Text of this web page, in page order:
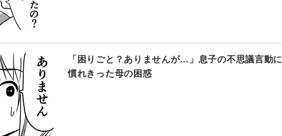
「困りごと？ありませんが…」息子の不思議言動に
慣れきった母の困惑